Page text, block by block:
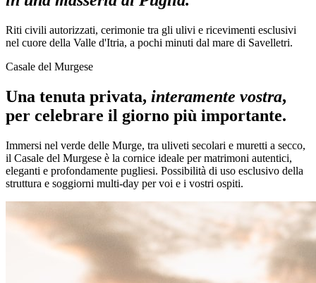
Riti civili autorizzati, cerimonie tra gli ulivi e ricevimenti esclusivi
nel cuore della Valle d'Itria, a pochi minuti dal mare di Savelletri.
Casale del Murgese
Una tenuta privata, interamente vostra,
per celebrare il giorno più importante.
Immersi nel verde delle Murge, tra uliveti secolari e muretti a secco,
il Casale del Murgese è la cornice ideale per matrimoni autentici,
eleganti e profondamente pugliesi. Possibilità di uso esclusivo della
struttura e soggiorni multi-day per voi e i vostri ospiti.